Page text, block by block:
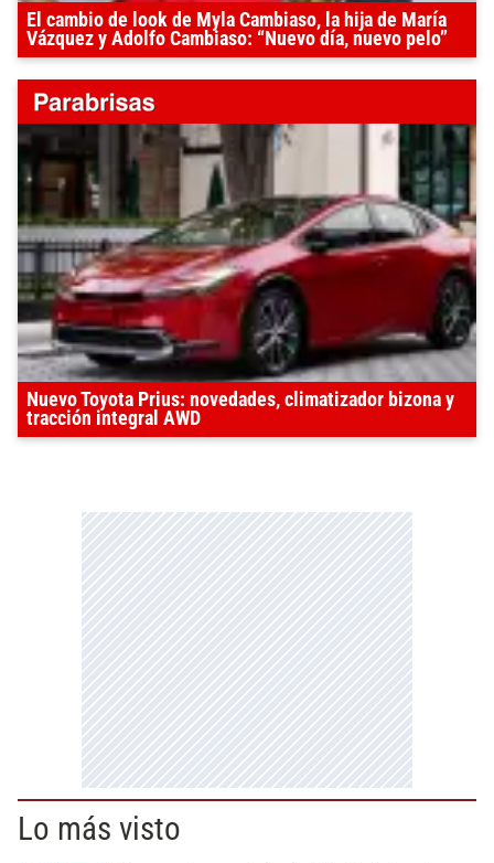
El cambio de look de Myla Cambiaso, la hija de María
Vázquez y Adolfo Cambiaso: “Nuevo día, nuevo pelo”
Nuevo Toyota Prius: novedades, climatizador bizona y
tracción integral AWD
Lo más visto